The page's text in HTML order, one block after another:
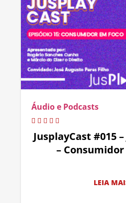
Áudio e Podcasts
JusplayCast #015
– Consumidor
LEIA